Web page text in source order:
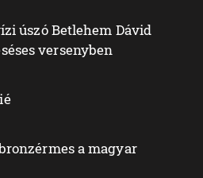
úszó Betlehem Dávid
versenyben
a magyar